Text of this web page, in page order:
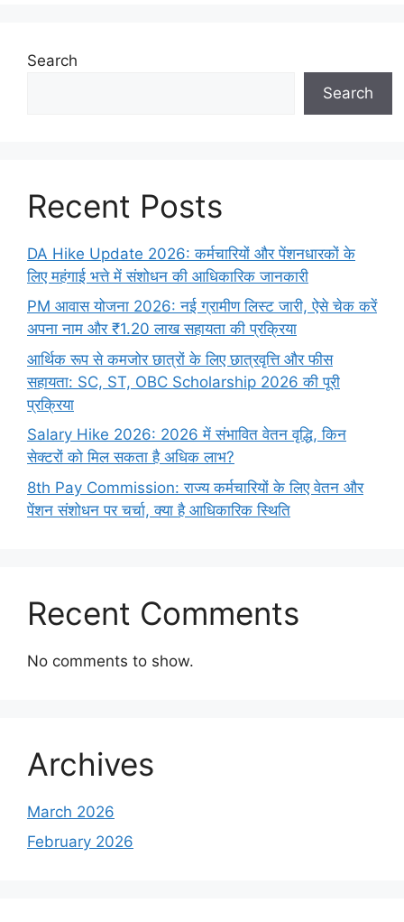
Search
Search
Recent Posts
DA Hike Update 2026: कर्मचारियों और पेंशनधारकों के
लिए महंगाई भत्ते में संशोधन की आधिकारिक जानकारी
PM आवास योजना 2026: नई ग्रामीण लिस्ट जारी, ऐसे चेक करें
अपना नाम और ₹1.20 लाख सहायता की प्रक्रिया
आर्थिक रूप से कमजोर छात्रों के लिए छात्रवृत्ति और फीस
सहायता: SC, ST, OBC Scholarship 2026 की पूरी
प्रक्रिया
Salary Hike 2026: 2026 में संभावित वेतन वृद्धि, किन
सेक्टरों को मिल सकता है अधिक लाभ?
8th Pay Commission: राज्य कर्मचारियों के लिए वेतन और
पेंशन संशोधन पर चर्चा, क्या है आधिकारिक स्थिति
Recent Comments
No comments to show.
Archives
March 2026
February 2026